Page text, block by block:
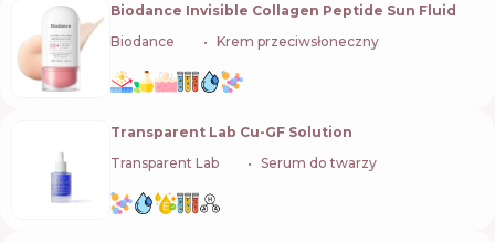
Biodance Invisible Collagen Peptide Sun Fluid
Biodance
Krem przeciwsłoneczny
Transparent Lab Cu-GF Solution
Transparent Lab
Serum do twarzy